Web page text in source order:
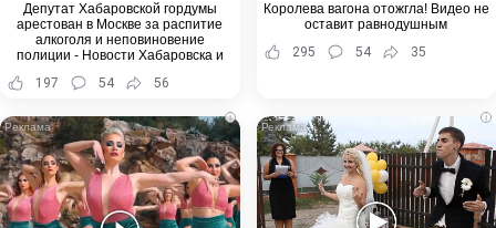
Депутат Хабаровской гордумы
арестован в Москве за распитие
алкоголя и неповиновение
полиции - Новости Хабаровска и
197 54 56
Королева вагона отожгла! Видео не
оставит равнодушным
295
54 35
i i